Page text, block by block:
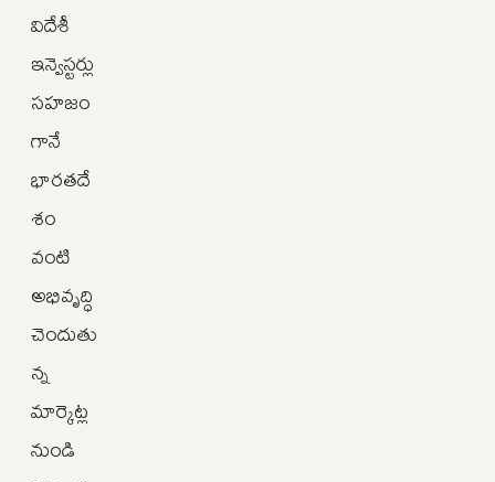
విదేశీ
ఇన్వెస్టర్లు
సహజం
గానే
భారతదే
శం
వంటి
అభివృద్ధి
చెందుతు
న్న
మార్కెట్ల
నుండి